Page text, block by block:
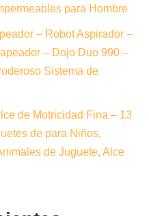
para Hombre
– Robot Aspirador –
– Dojo Duo 990 –
Sistema de
de Motricidad Fina – 13
de para Niños,
de Juguete, Alce